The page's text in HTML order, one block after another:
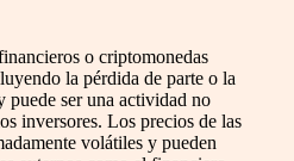
o criptomonedas
la pérdida de parte o la
puede ser una actividad no
inversores. Los precios de las
volátiles y pueden